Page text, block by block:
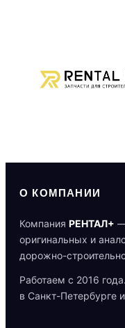
О КОМПАНИИ
Компания РЕНТАЛ+
оригинальных и
дорожно-
Работаем с 2016
в Санкт-Петербурге